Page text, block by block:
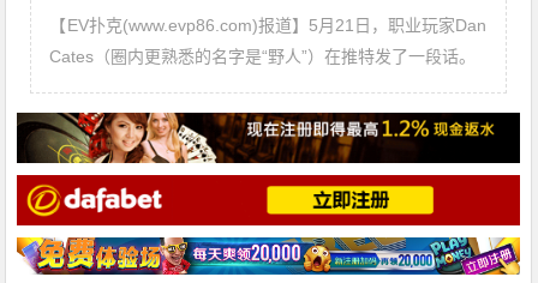
【EV扑克(www.evp86.com)报道】5月21日，职业玩家Dan
Cates（圈内更熟悉的名字是“野人”）在推特发了一段话。